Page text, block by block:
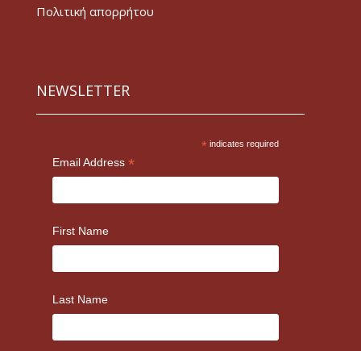
Πολιτική απορρήτου
NEWSLETTER
* indicates required
Email Address *
First Name
Last Name